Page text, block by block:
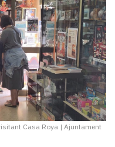
Casa Roya | Ajuntament